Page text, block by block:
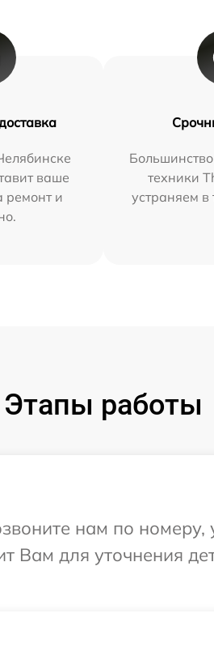
ваше
ремонт и
техники
устраняем в
Этапы работы
нам по номеру,
Вам для уточнения